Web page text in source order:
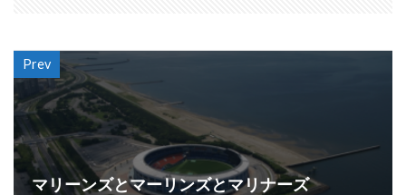
Prev
マリーンズとマーリンズとマリナーズ